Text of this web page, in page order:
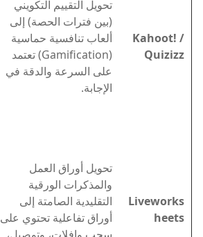
Kahoot! /
Quizizz
تحويل التقييم التكويني
(بين فترات الحصة) إلى
ألعاب تنافسية حماسية
(Gamification) تعتمد
على السرعة والدقة في
الإجابة.
Liveworks
heets
تحويل أوراق العمل
والمذكرات الورقية
التقليدية الصامتة إلى
أوراق تفاعلية تحتوي على